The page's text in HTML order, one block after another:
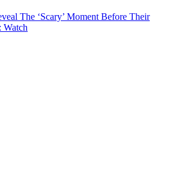
The ‘Scary’ Moment Before Their
Watch